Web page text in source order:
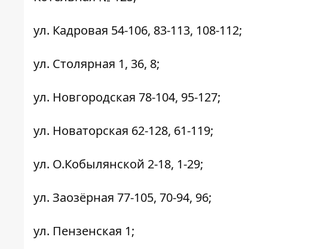
ул. Кадровая 54-106, 83-113, 108-112;
ул. Столярная 1, 36, 8;
ул. Новгородская 78-104, 95-127;
ул. Новаторская 62-128, 61-119;
ул. О.Кобылянской 2-18, 1-29;
ул. Заозёрная 77-105, 70-94, 96;
ул. Пензенская 1;